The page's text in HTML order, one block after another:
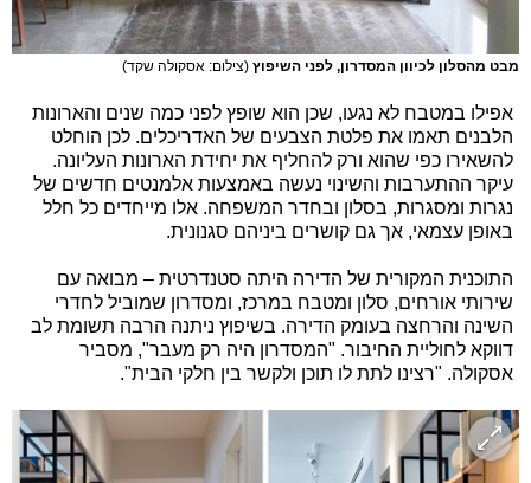
מבט מהסלון לכיוון המסדרון, לפני השיפוץ (צילום: אסקולה שקד)
אפילו במטבח לא נגעו, שכן הוא שופץ לפני כמה שנים והארונות
הלבנים תאמו את פלטת הצבעים של האדריכלים. לכן הוחלט
להשאירו כפי שהוא ורק להחליף את יחידת הארונות העליונה.
עיקר ההתערבות והשינוי נעשה באמצעות אלמנטים חדשים של
נגרות ומסגרות, בסלון ובחדר המשפחה. אלו מייחדים כל חלל
באופן עצמאי, אך גם קושרים ביניהם סגנונית.
התוכנית המקורית של הדירה היתה סטנדרטית – מבואה עם
שירותי אורחים, סלון ומטבח במרכז, ומסדרון שמוביל לחדרי
השינה והרחצה בעומק הדירה. בשיפוץ ניתנה הרבה תשומת לב
דווקא לחוליית החיבור. "המסדרון היה רק מעבר", מסביר
אסקולה. "רצינו לתת לו תוכן ולקשר בין חלקי הבית".